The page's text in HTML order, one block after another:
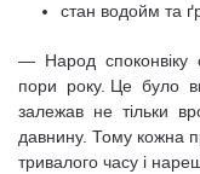
стан водойм та
— Народ споконвіку
пори року. Це було
залежав не тільки
давнину. Тому кожна
тривалого часу і